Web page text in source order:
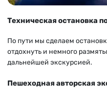
Техническая остановка
По пути мы сделаем
отдохнуть и немного
дальнейшей экскурсией.
Пешеходная авторская